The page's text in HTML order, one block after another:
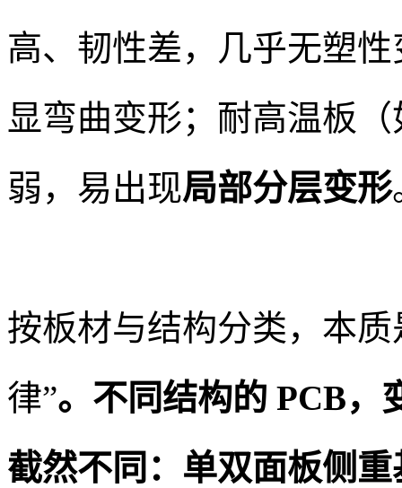
高、韧性差，几乎无塑
显弯曲变形；耐高温板
弱，易出现局部分层变形
按板材与结构分类，本
律”。不同结构的 PCB，
截然不同：单双面板侧